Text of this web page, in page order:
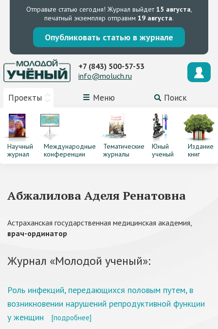
Отправьте статью сегодня! Журнал выйдет15 августа,
печатный экземпляр отправим 19 августа.
Опубликовать статью в журнале
Проекты Меню Поиск
+7 (843) 500-57-53
info@moluch.ru
Научный
журнал
Международные
конференции
Тематические
журналы
Юный
ученый
Издание
книг
Абжалилова Аделя Ренатовна
Астраханская государственная медицинская академия,
врач-ординатор
Журнал «Молодой ученый»:
Роль инфекций, передающихся половым путем, в
возникновении нарушений репродуктивной функции
у женщин
[подробнее]